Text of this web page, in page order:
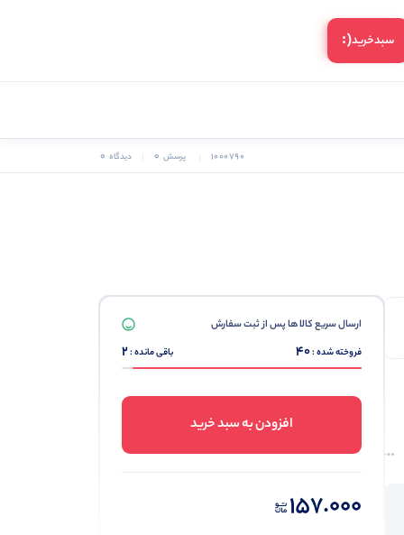
سبد‌خرید(:
1000790 پرسش 0 دیدگاه 0
ارسال سریع کالا ها پس از ثبت سفارش
فروخته شده :40 باقی مانده :2
افزودن به سبد خرید
157.000